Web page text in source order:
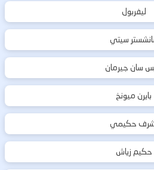
ليفربول
سيتي
سان جيرمان
بايرن ميونخ
حكيمي
حكيم زياش